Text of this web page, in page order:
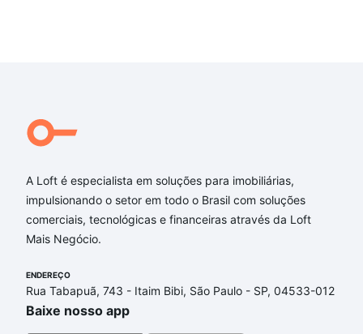
A Loft é especialista em soluções para imobiliárias,
impulsionando o setor em todo o Brasil com soluções
comerciais, tecnológicas e financeiras através da Loft
Mais Negócio.
ENDEREÇO
Rua Tabapuã, 743 - Itaim Bibi, São Paulo - SP, 04533-012
Baixe nosso app